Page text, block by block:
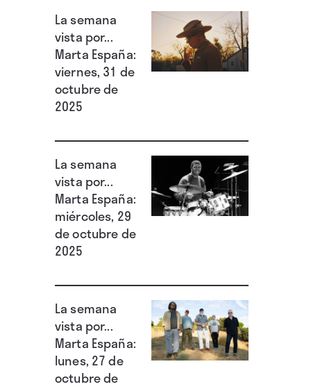
La semana
vista por...
Marta España:
viernes, 31 de
octubre de
2025
La semana
vista por...
Marta España:
miércoles, 29
de octubre de
2025
La semana
vista por...
Marta España:
lunes, 27 de
octubre de